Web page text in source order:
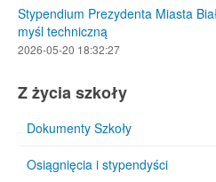
Stypendium Prezydenta Miasta
myśl techniczną
2026-05-20 18:32:27
Z życia szkoły
Dokumenty Szkoły
Osiągnięcia i stypendyści